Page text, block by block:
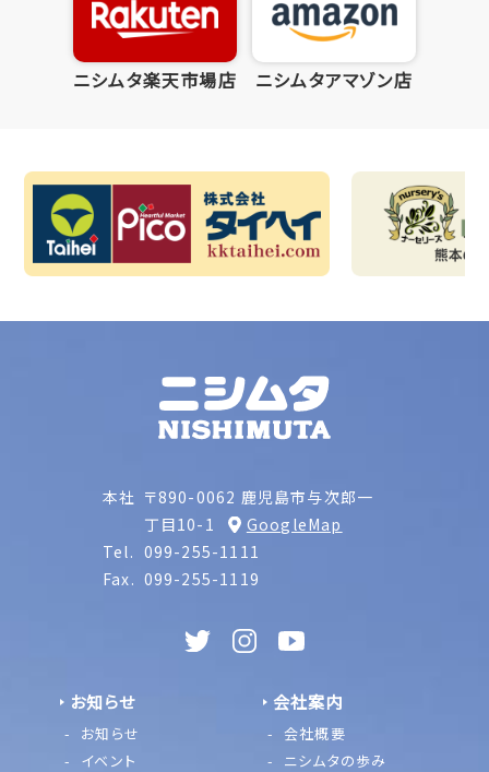
ニシムタ楽天市場店 ニシムタアマゾン店
本社 〒890-0062 鹿児島市与次郎一
丁目10-1
GoogleMap
Tel. 099-255-1111
Fax. 099-255-1119
お知らせ
お知らせ
イベント
会社案内
会社概要
ニシムタの歩み